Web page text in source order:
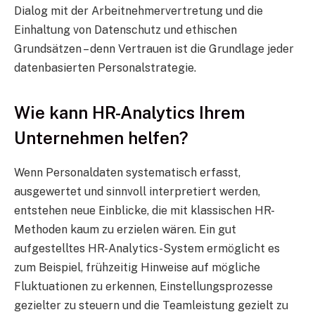
Dialog mit der Arbeitnehmervertretung und die
Einhaltung von Datenschutz und ethischen
Grundsätzen – denn Vertrauen ist die Grundlage jeder
datenbasierten Personalstrategie.
Wie kann HR-Analytics Ihrem
Unternehmen helfen?
Wenn Personaldaten systematisch erfasst,
ausgewertet und sinnvoll interpretiert werden,
entstehen neue Einblicke, die mit klassischen HR-
Methoden kaum zu erzielen wären. Ein gut
aufgestelltes HR-Analytics-System ermöglicht es
zum Beispiel, frühzeitig Hinweise auf mögliche
Fluktuationen zu erkennen, Einstellungsprozesse
gezielter zu steuern und die Teamleistung gezielt zu